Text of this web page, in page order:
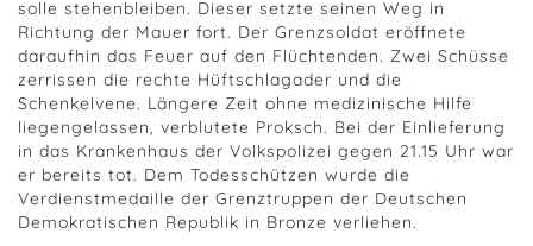
solle stehenbleiben. Dieser setzte seinen Weg in
Richtung der Mauer fort. Der Grenzsoldat eröffnete
daraufhin das Feuer auf den Flüchtenden. Zwei Schüsse
zerrissen die rechte Hüftschlagader und die
Schenkelvene. Längere Zeit ohne medizinische Hilfe
liegengelassen, verblutete Proksch. Bei der Einlieferung
in das Krankenhaus der Volkspolizei gegen 21.15 Uhr war
er bereits tot. Dem Todesschützen wurde die
Verdienstmedaille der Grenztruppen der Deutschen
Demokratischen Republik in Bronze verliehen.